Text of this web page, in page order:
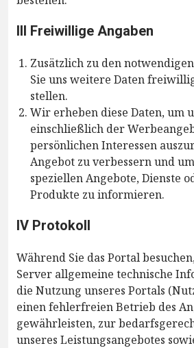
III Freiwillige Angaben
Zusätzlich zu den
Sie uns weitere Daten
stellen.
Wir erheben diese Daten, um
einschließlich der
persönlichen Interessen
Angebot zu verbessern und
speziellen Angebote, Dienste
Produkte zu informieren.
IV Protokoll
Während Sie das Portal
Server allgemeine technische
die Nutzung unseres Portals
einen fehlerfreien Betrieb des
gewährleisten, zur
unseres Leistungsangebotes